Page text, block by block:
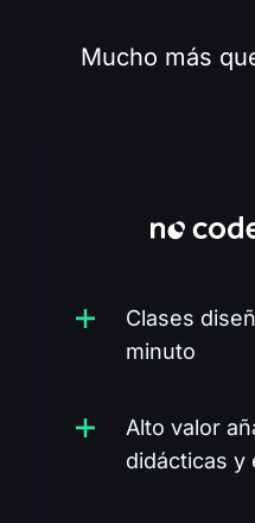
Mucho más
Clases
minuto
Alto valor
didácticas y